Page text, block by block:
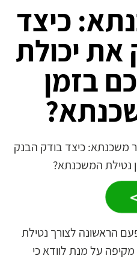
כיצד
יכולת
בזמן
כיצד בודק הבנק
המשכנתא?
הראשונה לצורך נטילת
על מנת לוודא כי